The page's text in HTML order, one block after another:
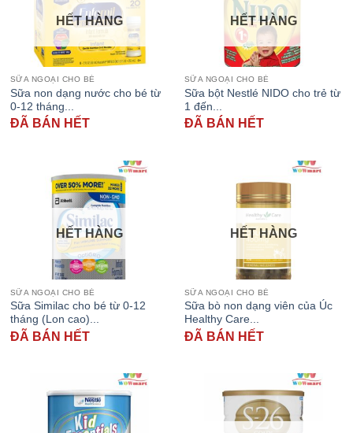
HẾT HÀNG
SỮA NGOẠI CHO BÉ
Sữa non dạng nước cho bé từ
0-12 tháng...
ĐÃ BÁN HẾT
HẾT HÀNG
SỮA NGOẠI CHO BÉ
Sữa bột Nestlé NIDO cho trẻ từ
1 đến...
ĐÃ BÁN HẾT
HẾT HÀNG
SỮA NGOẠI CHO BÉ
Sữa Similac cho bé từ 0-12
tháng (Lon cao)...
ĐÃ BÁN HẾT
HẾT HÀNG
SỮA NGOẠI CHO BÉ
Sữa bò non dạng viên của Úc
Healthy Care...
ĐÃ BÁN HẾT